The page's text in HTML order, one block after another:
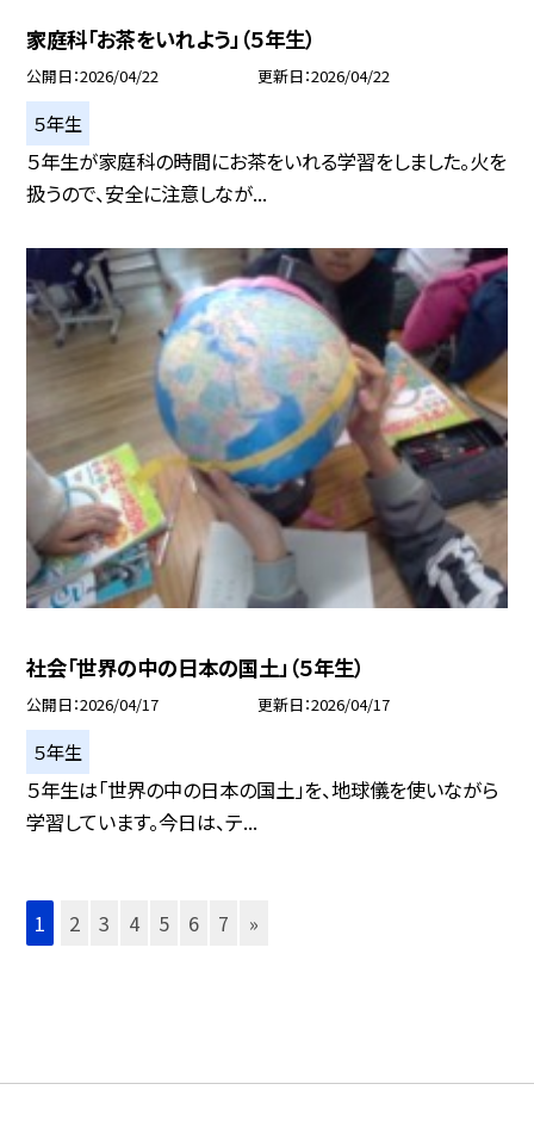
家庭科「お茶をいれよう」（５年生）
公開日 2026/04/22 更新日 2026/04/22
５年生
５年生が家庭科の時間にお茶をいれる学習をしました。火を
扱うので、安全に注意しなが...
社会「世界の中の日本の国土」（５年生）
公開日 2026/04/17 更新日 2026/04/17
５年生
５年生は「世界の中の日本の国土」を、地球儀を使いながら
学習しています。今日は、テ...
1 2 3 4 5 6 7 »